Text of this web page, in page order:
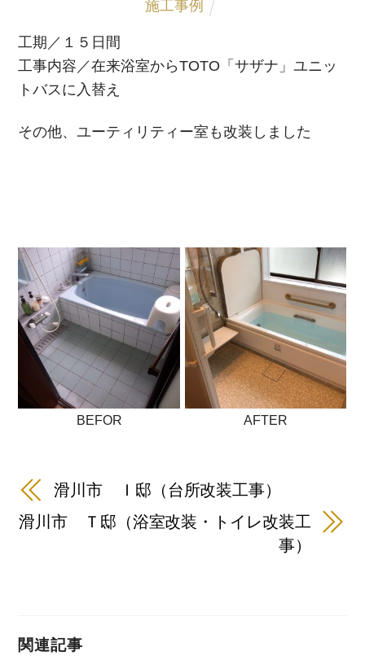
施工事例
工期／１５日間
工事内容／在来浴室からTOTO「サザナ」ユニッ
トバスに入替え
その他、ユーティリティー室も改装しました
BEFOR AFTER
滑川市 Ｉ邸（台所改装工事）
滑川市 Ｔ邸（浴室改装・トイレ改装工
事）
関連記事